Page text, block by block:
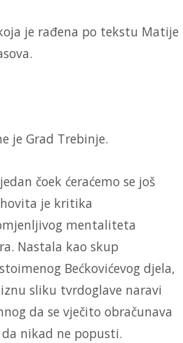
je rađena po tekstu Matije
je Grad Trebinje.
čoek ćeraćemo se još
je kritika
mentaliteta
Nastala kao skup
Bećkovićevog djela,
sliku tvrdoglave naravi
da se vječito obračunava
nikad ne popusti.